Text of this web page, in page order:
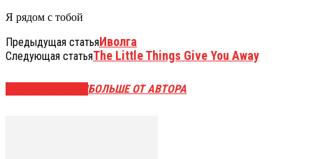
Я рядом с тобой
Предыдущая статьяИволга
Следующая статьяThe Little Things Give You Away
БОЛЬШЕ ОТ АВТОРА